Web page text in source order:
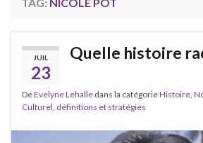
TAG: NICOLE POT
JUIL
23
Quelle histoire
DeEvelyne Lehalle dans la catégorieHistoire,
Culturel, définitions et stratégies